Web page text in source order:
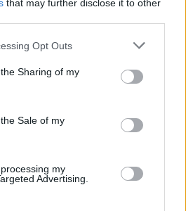
that may further disclose it to other
app uses one or more Google
usage behaviour. You may click to
Google and its third-party tags to
purposes in below Google
Opt Outs
Sharing of my
Sale of my
my
Advertising.
intentionat codurile
este cheia. Fata de
care aleg o rochie alba
prefera sa-si urmeze
de culoare sau forma.
ca pe un simbol de onoare.
trenduri, cu siguranta
sa asculte de regulile modei.
surprinde in orice